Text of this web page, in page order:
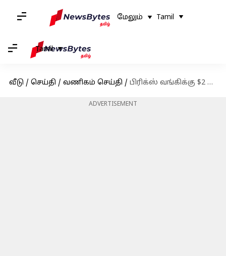
மேலும் Tamil
Tamil
வீடு / செய்தி / வணிகம் செய்தி / பிரிக்ஸ் வங்கிக்கு $2 பில்லியன் டாலர் பங்களிப்பு; 20 திட்டங்களுக்கு நிதியுதவி வழங்கியுள்ளதாக மத்திய அரசு தகவல்
ADVERTISEMENT